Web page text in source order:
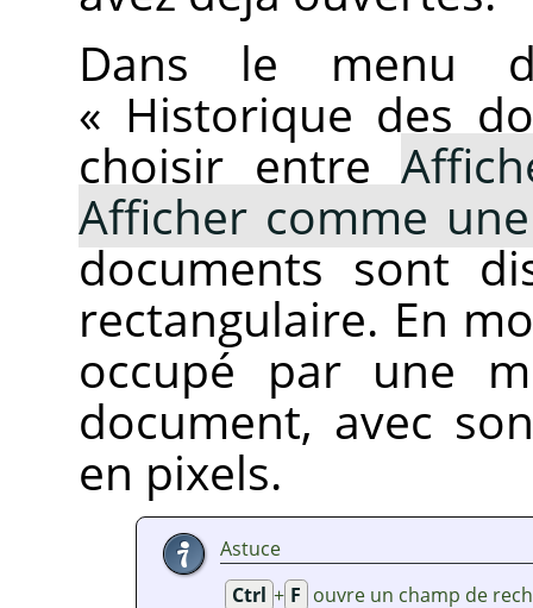
Dans le menu
« Historique des
choisir entre
Afficher comme
documents sont
rectangulaire. En
occupé par une
document, avec
en pixels.
Astuce
Ctrl + F ouvre un champ de